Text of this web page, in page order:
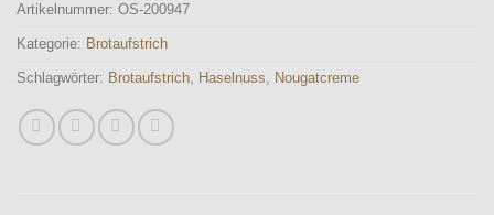
Artikelnummer: OS-200947
Kategorie: Brotaufstrich
Schlagwörter: Brotaufstrich, Haselnuss, Nougatcreme